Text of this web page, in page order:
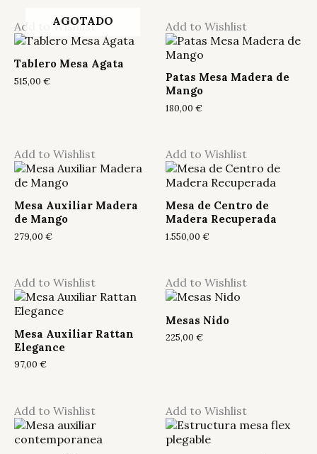
Add to Wishlist
AGOTADO
Tablero Mesa Agata
515,00 €
Add to Wishlist
Patas Mesa Madera de
Mango
180,00 €
Add to Wishlist
Mesa Auxiliar Madera
de Mango
279,00 €
Add to Wishlist
Mesa de Centro de
Madera Recuperada
1.550,00 €
Add to Wishlist
Mesa Auxiliar Rattan
Elegance
97,00 €
Add to Wishlist
Mesas Nido
225,00 €
Add to Wishlist Add to Wishlist